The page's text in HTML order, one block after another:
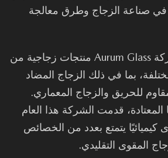
صناعة الزجاج وطرق معالجة
هذا العام، قدمت شركة Aurum Glass منتجات زجاجية من
بما في ذلك الزجاج المضاد
للحريق والزجاج المعماري.
قدمت الشركة هذا العام
يتمتع بعدد من الخصائص
التقليدي.